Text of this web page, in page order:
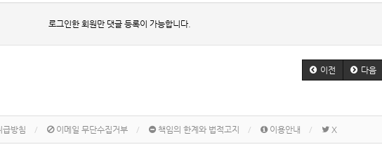
로그인한 회원만 댓글 등록이 가능합니다.
이전 다음
급방침 이메일 무단수집거부 책임의 한계와 법적고지 이용안내 X